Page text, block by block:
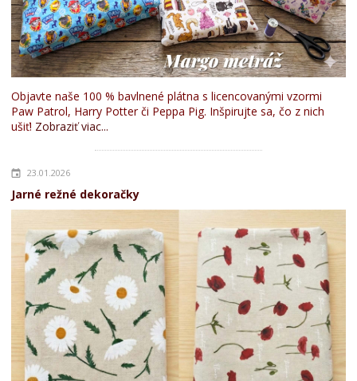
Objavte naše 100 % bavlnené plátna s licencovanými vzormi
Paw Patrol, Harry Potter či Peppa Pig. Inšpirujte sa, čo z nich
ušiť! Zobraziť viac...
23.01.2026
Jarné režné dekoračky